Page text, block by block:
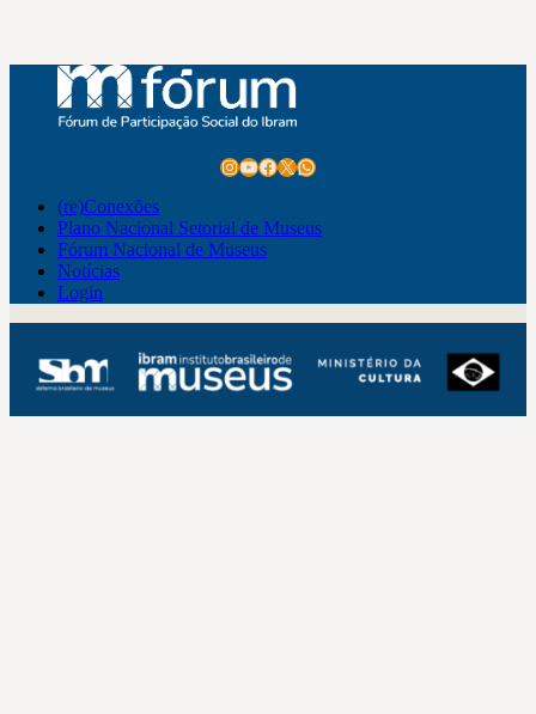
Instagram
Youtube
Facebook
X WhatsApp
(re)Conexões
Plano Nacional Setorial de Museus
Fórum Nacional de Museus
Notícias
Login